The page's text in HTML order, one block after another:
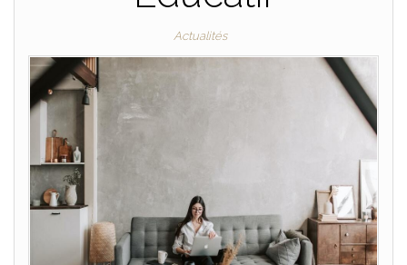
Actualités